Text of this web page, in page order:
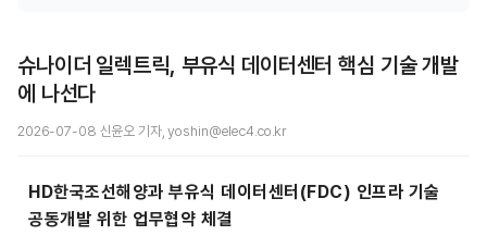
슈나이더 일렉트릭, 부유식 데이터센터 핵심 기술 개발
에 나선다
2026-07-08 신윤오 기자, yoshin@elec4.co.kr
HD한국조선해양과 부유식 데이터센터(FDC) 인프라 기술
공동개발 위한 업무협약 체결